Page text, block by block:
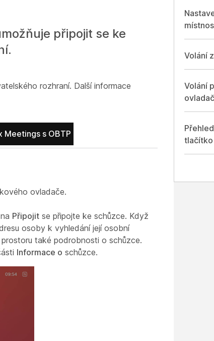
připojit se ke
rozhraní. Další informace
Meetings s OBTP
ovladače.
Připojit se připojte ke schůzce. Když
osoby k vyhledání její osobní
také podrobnosti o schůzce.
Informace o schůzce.
Volání
Volání
tlačítko